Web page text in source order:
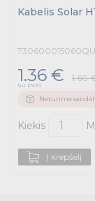
Kabelis Solar
1.36 € 1.60
Su PVM
Neturime
Kiekis M
Į krepšelį